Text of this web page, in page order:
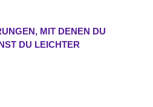
MIT DENEN DU
DU LEICHTER